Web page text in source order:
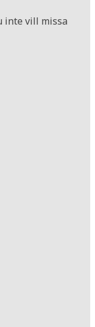
inte vill missa